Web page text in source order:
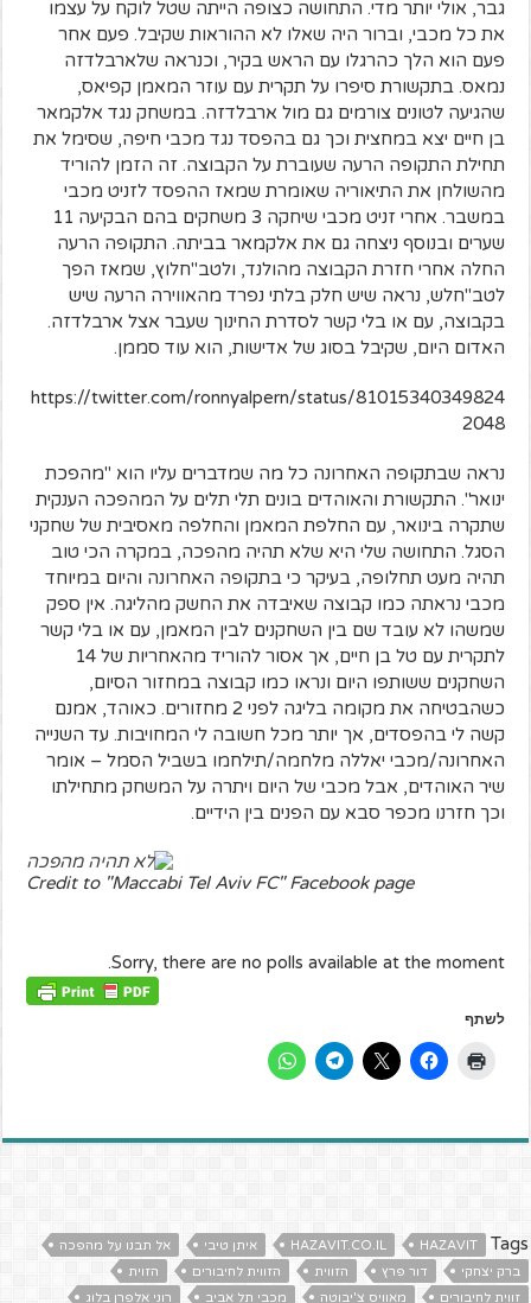
גבר, אולי יותר מדי. התחושה כצופה הייתה שטל לוקח על עצמו
את כל מכבי, וברור היה שאלו לא ההוראות שקיבל. פעם אחר
פעם הוא הלך כהרגלו עם הראש בקיר, וכנראה שלארבלדזה
נמאס. בתקשורת סיפרו על תקרית עם עוזר המאמן קפיאס,
שהגיעה לטונים צורמים גם מול ארבלדזה. במשחק נגד אלקמאר
בן חיים יצא במחצית וכך גם בהפסד נגד מכבי חיפה, שסימל את
תחילת התקופה הרעה שעוברת על הקבוצה. זה הזמן להוריד
מהשולחן את התיאוריה שאומרת שמאז ההפסד לזניט מכבי
במשבר. אחרי זניט מכבי שיחקה 3 משחקים בהם הבקיעה 11
שערים ובנוסף ניצחה גם את אלקמאר בביתה. התקופה הרעה
החלה אחרי חזרת הקבוצה מהולנד, ולטב"חלוץ, שמאז הפך
לטב"חלש, נראה שיש חלק בלתי נפרד מהאווירה הרעה שיש
בקבוצה, עם או בלי קשר לסדרת החינוך שעבר אצל ארבלדזה.
האדום היום, שקיבל בסוג של אדישות, הוא עוד סממן.
https://twitter.com/ronnyalpern/status/81015340349824
2048
נראה שבתקופה האחרונה כל מה שמדברים עליו הוא "מהפכת
ינואר". התקשורת והאוהדים בונים תלי תלים על המהפכה הענקית
שתקרה בינואר, עם החלפת המאמן והחלפה מאסיבית של שחקני
הסגל. התחושה שלי היא שלא תהיה מהפכה, במקרה הכי טוב
תהיה מעט תחלופה, בעיקר כי בתקופה האחרונה והיום במיוחד
מכבי נראתה כמו קבוצה שאיבדה את החשק מהליגה. אין ספק
שמשהו לא עובד שם בין השחקנים לבין המאמן, עם או בלי קשר
לתקרית עם טל בן חיים, אך אסור להוריד מהאחריות של 14
השחקנים ששותפו היום ונראו כמו קבוצה במחזור הסיום,
כשהבטיחה את מקומה בליגה לפני 2 מחזורים. כאוהד, אמנם
קשה לי בהפסדים, אך יותר מכל חשובה לי המחויבות. עד השנייה
האחרונה/מכבי יאללה מלחמה/תילחמו בשביל הסמל – אומר
שיר האוהדים, אבל מכבי של היום ויתרה על המשחק מתחילתו
וכך חזרנו מכפר סבא עם הפנים בין הידיים.
Credit to "Maccabi Tel Aviv FC" Facebook page
Sorry, there are no polls available at the moment.
לשתף
Tags
HAZAVIT
HAZAVIT.CO.IL איתן טיבי
אל תבנו על מהפכה
ברק יצחקי
דור פרץ הזווית הזווית לחיבורים
הזוית
זווית לחיבורים
מאוויס צ'יבוטה מכבי תל אביב רוני אלפרן בלוג